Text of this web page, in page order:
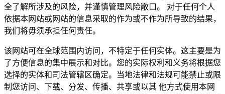
全了解所涉及的风险，并谨慎管理风险敞口。 对于任何个人
依据本网站或网站的信息采取的作为或不作为所导致的结果，
我们将毋须承担任何责任。
该网站可在全球范围内访问，不特定于任何实体。这主要是为
了方便信息的集中展示和对比。您的实际权利和义务将根据您
选择的实体和司法管辖区确定。当地法律和法规可能禁止或限
制您访问、下载、分发、传播、共享或以其 他方式使用本网